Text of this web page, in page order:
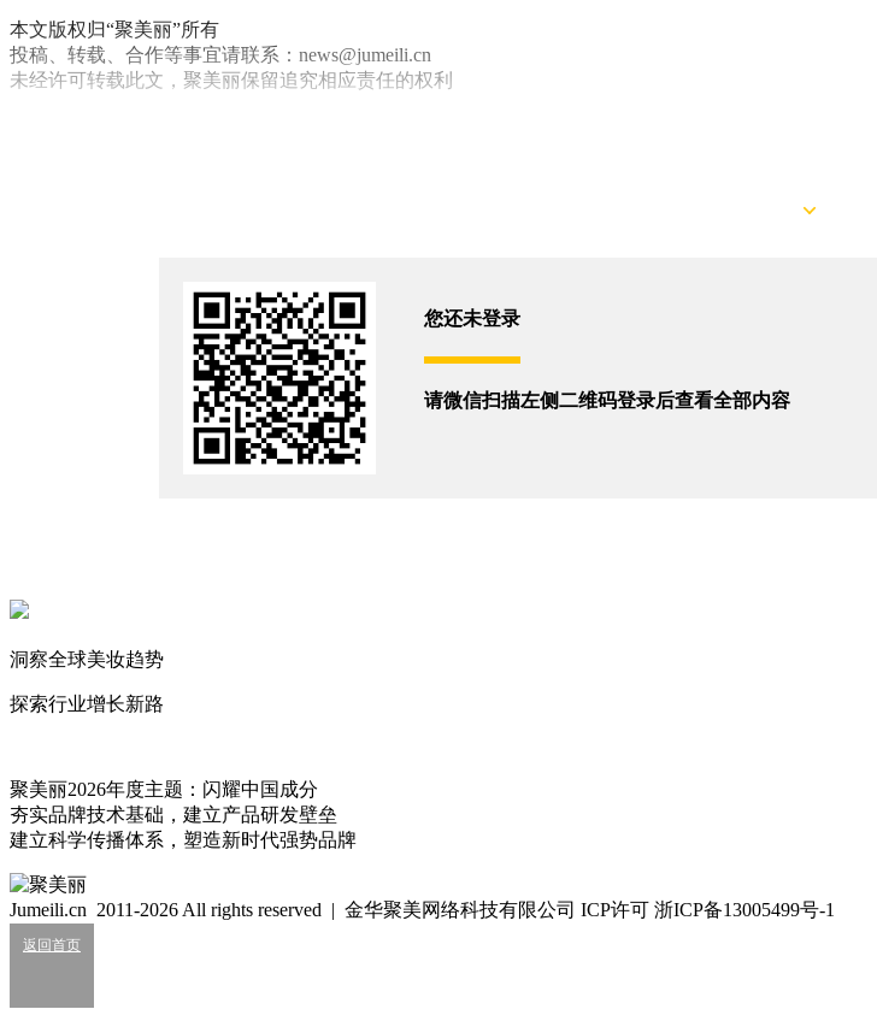
本文版权归“聚美丽”所有
投稿、转载、合作等事宜请联系：news@jumeili.cn
未经许可转载此文，聚美丽保留追究相应责任的权利
打开微信扫码登录
美妆创始人为何集体下场做IP了？
2023/12/30
珀莱雅、韩束、丸美入局，微短剧成新流量密码？
542
细胞级抗衰：功效护肤的下一轮大风口？
2026/07/24
业绩大涨，皮肤科巨头杀入全球美妆十强？
2026/07/24
您还未登录
请微信扫描左侧二维码登录后查看全部内容
洞察全球美妆趋势
探索行业增长新路
聚美丽2026年度主题：闪耀中国成分
夯实品牌技术基础，建立产品研发壁垒
建立科学传播体系，塑造新时代强势品牌
Jumeili.cn 2011-2026 All rights reserved | 金华聚美网络科技有限公司 ICP许可 浙ICP备13005499号-1
返回首页